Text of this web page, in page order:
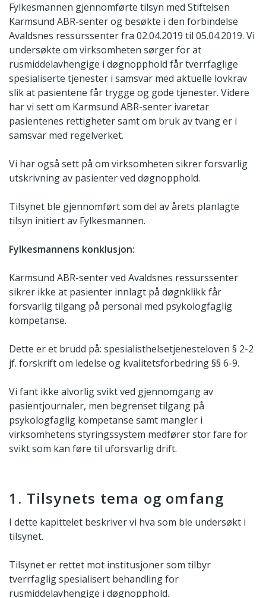
Fylkesmannen gjennomførte tilsyn med Stiftelsen
Karmsund ABR-senter og besøkte i den forbindelse
Avaldsnes ressurssenter fra 02.04.2019 til 05.04.2019. Vi
undersøkte om virksomheten sørger for at
rusmiddelavhengige i døgnopphold får tverrfaglige
spesialiserte tjenester i samsvar med aktuelle lovkrav
slik at pasientene får trygge og gode tjenester. Videre
har vi sett om Karmsund ABR-senter ivaretar
pasientenes rettigheter samt om bruk av tvang er i
samsvar med regelverket.
Vi har også sett på om virksomheten sikrer forsvarlig
utskrivning av pasienter ved døgnopphold.
Tilsynet ble gjennomført som del av årets planlagte
tilsyn initiert av Fylkesmannen.
Fylkesmannens konklusjon:
Karmsund ABR-senter ved Avaldsnes ressurssenter
sikrer ikke at pasienter innlagt på døgnklikk får
forsvarlig tilgang på personal med psykologfaglig
kompetanse.
Dette er et brudd på: spesialisthelsetjenesteloven § 2-2
jf. forskrift om ledelse og kvalitetsforbedring §§ 6-9.
Vi fant ikke alvorlig svikt ved gjennomgang av
pasientjournaler, men begrenset tilgang på
psykologfaglig kompetanse samt mangler i
virksomhetens styringssystem medfører stor fare for
svikt som kan føre til uforsvarlig drift.
1. Tilsynets tema og omfang
I dette kapittelet beskriver vi hva som ble undersøkt i
tilsynet.
Tilsynet er rettet mot institusjoner som tilbyr
tverrfaglig spesialisert behandling for
rusmiddelavhengige i døgnopphold.